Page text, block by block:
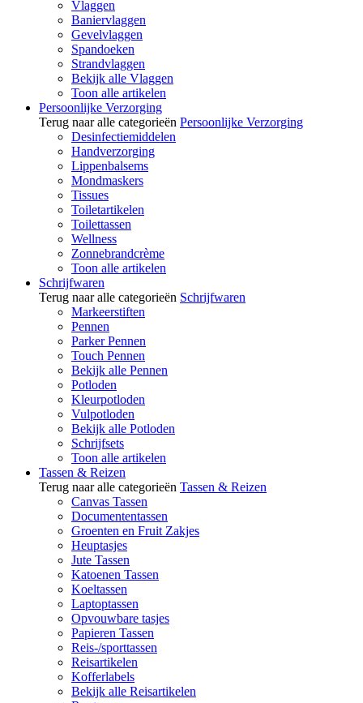
Vlaggen
Baniervlaggen
Gevelvlaggen
Spandoeken
Strandvlaggen
Bekijk alle Vlaggen
Toon alle artikelen
Persoonlijke Verzorging
Terug naar alle categorieën Persoonlijke Verzorging
Desinfectiemiddelen
Handverzorging
Lippenbalsems
Mondmaskers
Tissues
Toiletartikelen
Toilettassen
Wellness
Zonnebrandcrème
Toon alle artikelen
Schrijfwaren
Terug naar alle categorieën Schrijfwaren
Markeerstiften
Pennen
Parker Pennen
Touch Pennen
Bekijk alle Pennen
Potloden
Kleurpotloden
Vulpotloden
Bekijk alle Potloden
Schrijfsets
Toon alle artikelen
Tassen & Reizen
Terug naar alle categorieën Tassen & Reizen
Canvas Tassen
Documententassen
Groenten en Fruit Zakjes
Heuptasjes
Jute Tassen
Katoenen Tassen
Koeltassen
Laptoptassen
Opvouwbare tasjes
Papieren Tassen
Reis-/sporttassen
Reisartikelen
Kofferlabels
Bekijk alle Reisartikelen